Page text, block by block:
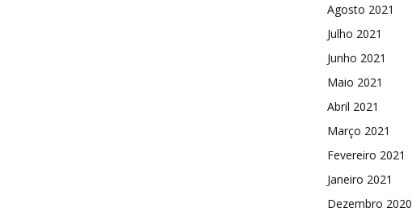
Agosto 2021
Julho 2021
Junho 2021
Maio 2021
Abril 2021
Março 2021
Fevereiro 2021
Janeiro 2021
Dezembro 2020